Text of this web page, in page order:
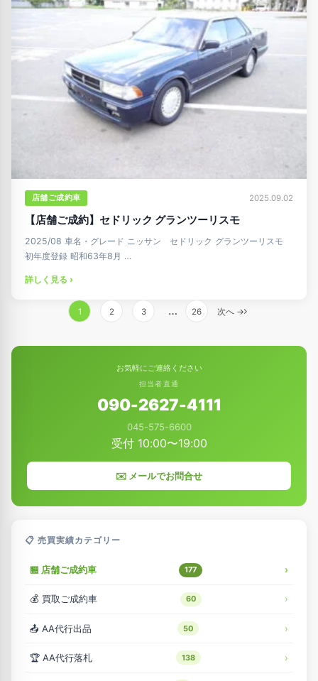
店舗ご成約車 2025.09.02
【店舗ご成約】セドリック グランツーリスモ
2025/08 車名・グレード ニッサン セドリック グランツーリスモ
初年度登録 昭和63年8月 …
詳しく見る ›
の
1 2 3 … 26 次へ →
お気軽にご連絡ください
担当者直通
090-2627-4111
045-575-6600
受付 10:00〜19:00
✉️ メールでお問合せ
📋 売買実績カテゴリー
🏪 店舗ご成約車 177
💰 買取ご成約車 60
📤 AA代行出品 50
🏆 AA代行落札 138